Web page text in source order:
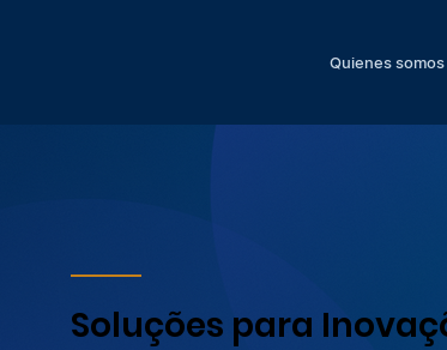
Quienes somos
Soluções para